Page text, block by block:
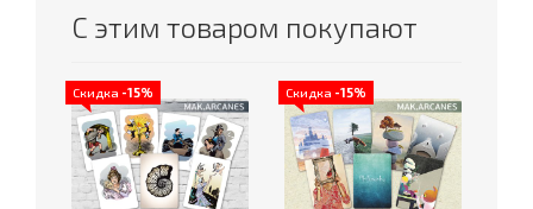
С этим товаром покупают
Скидка -15% Скидка -15%